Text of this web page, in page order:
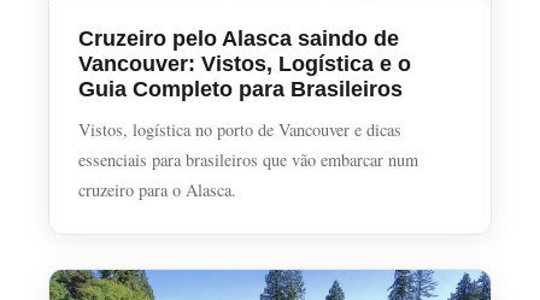
Cruzeiro pelo Alasca saindo de
Vancouver: Vistos, Logística e o
Guia Completo para Brasileiros
Vistos, logística no porto de Vancouver e dicas
essenciais para brasileiros que vão embarcar num
cruzeiro para o Alasca.